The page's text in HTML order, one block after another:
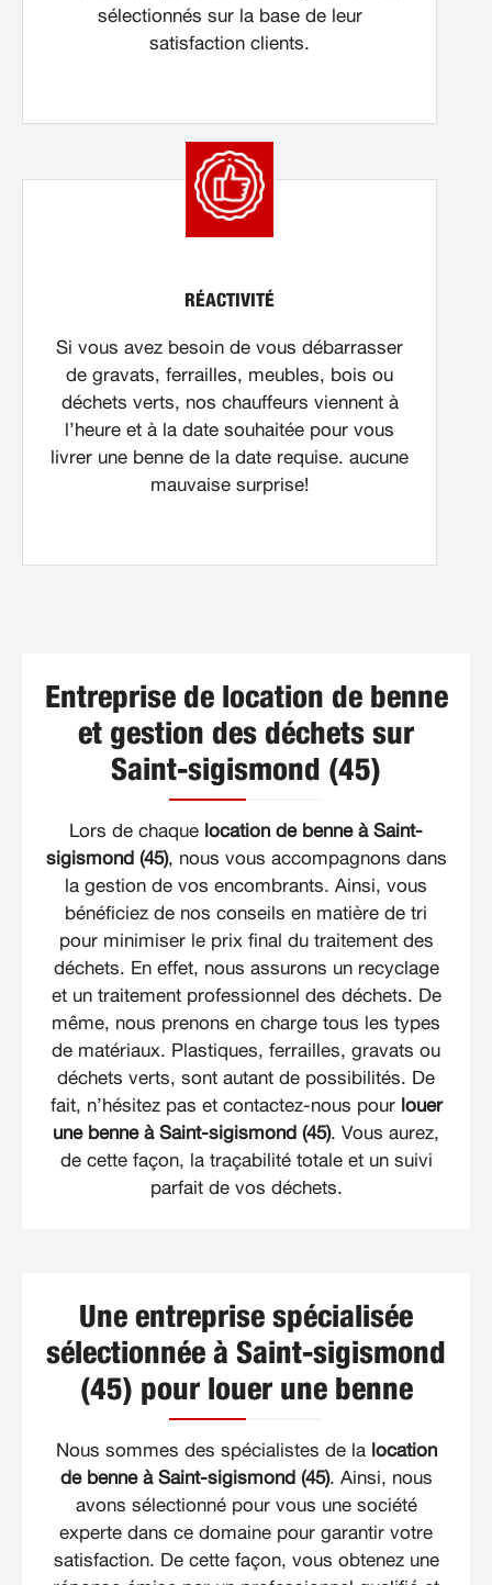
sélectionnés sur la base de leur
satisfaction clients.
RÉACTIVITÉ
Si vous avez besoin de vous débarrasser
de gravats, ferrailles, meubles, bois ou
déchets verts, nos chauffeurs viennent à
l’heure et à la date souhaitée pour vous
livrer une benne de la date requise. aucune
mauvaise surprise!
Entreprise de location de benne
et gestion des déchets sur
Saint-sigismond (45)
Lors de chaque location de benne à Saint-
sigismond (45), nous vous accompagnons dans
la gestion de vos encombrants. Ainsi, vous
bénéficiez de nos conseils en matière de tri
pour minimiser le prix final du traitement des
déchets. En effet, nous assurons un recyclage
et un traitement professionnel des déchets. De
même, nous prenons en charge tous les types
de matériaux. Plastiques, ferrailles, gravats ou
déchets verts, sont autant de possibilités. De
fait, n’hésitez pas et contactez-nous pour louer
une benne à Saint-sigismond (45). Vous aurez,
de cette façon, la traçabilité totale et un suivi
parfait de vos déchets.
Une entreprise spécialisée
sélectionnée à Saint-sigismond
(45) pour louer une benne
Nous sommes des spécialistes de la location
de benne à Saint-sigismond (45). Ainsi, nous
avons sélectionné pour vous une société
experte dans ce domaine pour garantir votre
satisfaction. De cette façon, vous obtenez une